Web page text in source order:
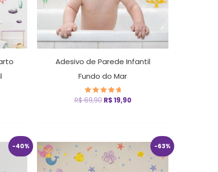
Adesivo de Parede Infantil
Fundo do Mar
Avaliação
5.00
R$69,90 R$19,90
-40% -63%
preço
original
preço
atual